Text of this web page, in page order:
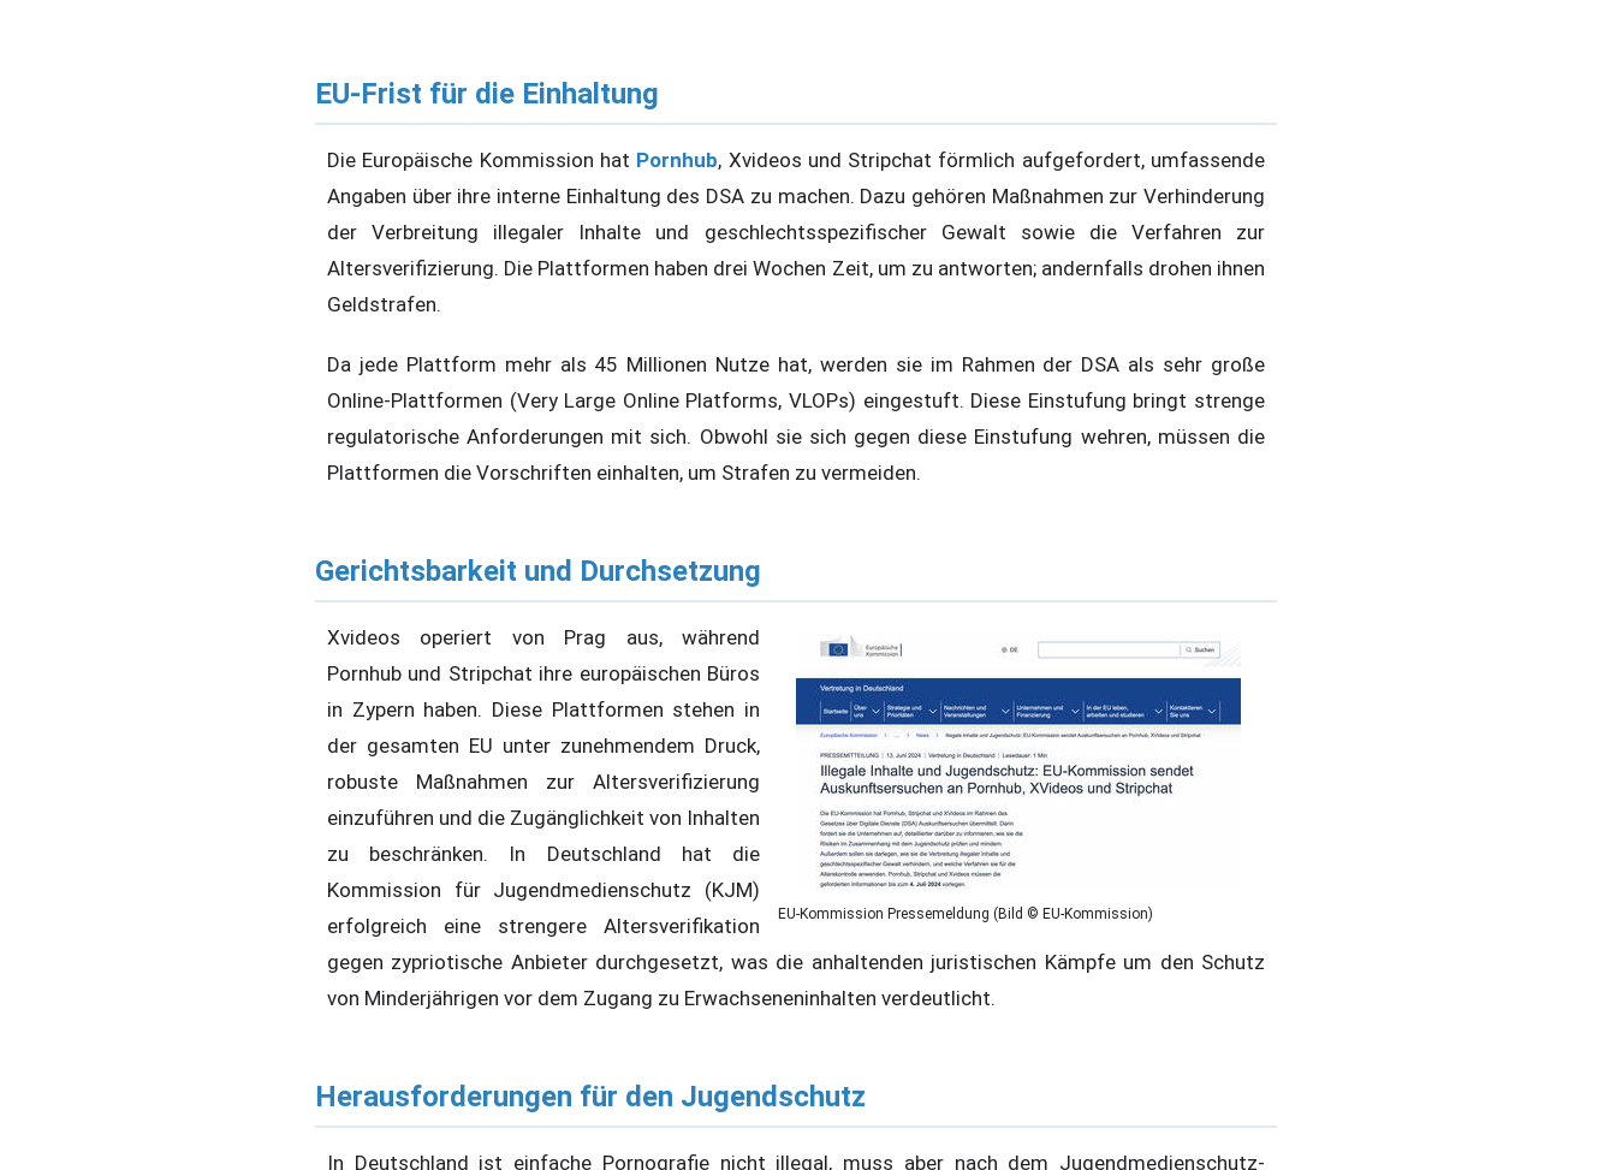
EU-Frist für die Einhaltung
Die Europäische Kommission hat Pornhub, Xvideos und Stripchat förmlich aufgefordert, umfassende
Angaben über ihre interne Einhaltung des DSA zu machen. Dazu gehören Maßnahmen zur Verhinderung
der Verbreitung illegaler Inhalte und geschlechtsspezifischer Gewalt sowie die Verfahren zur
Altersverifizierung. Die Plattformen haben drei Wochen Zeit, um zu antworten; andernfalls drohen ihnen
Geldstrafen.
Da jede Plattform mehr als 45 Millionen Nutze hat, werden sie im Rahmen der DSA als sehr große
Online-Plattformen (Very Large Online Platforms, VLOPs) eingestuft. Diese Einstufung bringt strenge
regulatorische Anforderungen mit sich. Obwohl sie sich gegen diese Einstufung wehren, müssen die
Plattformen die Vorschriften einhalten, um Strafen zu vermeiden.
Gerichtsbarkeit und Durchsetzung
EU-Kommission Pressemeldung (Bild © EU-Kommission)
Xvideos operiert von Prag aus, während
Pornhub und Stripchat ihre europäischen Büros
in Zypern haben. Diese Plattformen stehen in
der gesamten EU unter zunehmendem Druck,
robuste Maßnahmen zur Altersverifizierung
einzuführen und die Zugänglichkeit von Inhalten
zu beschränken. In Deutschland hat die
Kommission für Jugendmedienschutz (KJM)
erfolgreich eine strengere Altersverifikation
gegen zypriotische Anbieter durchgesetzt, was die anhaltenden juristischen Kämpfe um den Schutz
von Minderjährigen vor dem Zugang zu Erwachseneninhalten verdeutlicht.
Herausforderungen für den Jugendschutz
In Deutschland ist einfache Pornografie nicht illegal, muss aber nach dem Jugendmedienschutz-